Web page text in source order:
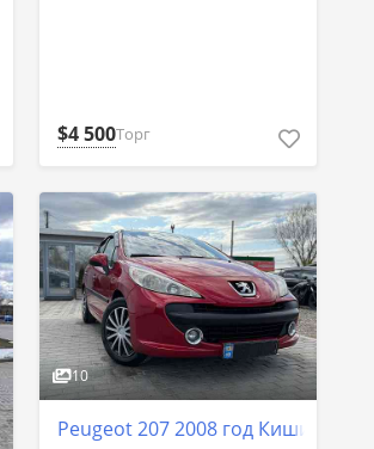
$4 500Торг
10
Peugeot 207 2008 год Кишинёв